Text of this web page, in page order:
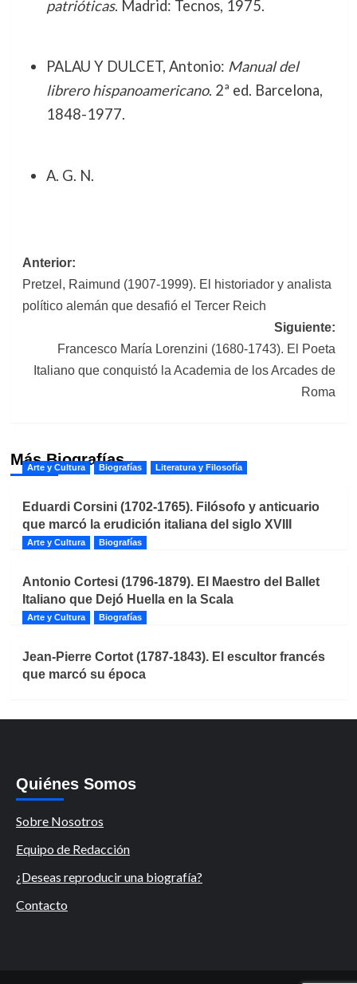
patrióticas. Madrid: Tecnos, 1975.
PALAU Y DULCET, Antonio: Manual del
librero hispanoamericano. 2ª ed. Barcelona,
1848-1977.
A. G. N.
Navegación
de
entradas
Anterior:
Pretzel, Raimund (1907-1999). El historiador y analista
político alemán que desafió el Tercer Reich
Siguiente:
Francesco María Lorenzini (1680-1743). El Poeta
Italiano que conquistó la Academia de los Arcades de
Roma
Más Biografías
Arte y Cultura Biografías Literatura y Filosofía
Eduardi Corsini (1702-1765). Filósofo y anticuario
que marcó la erudición italiana del siglo XVIII
Arte y Cultura Biografías
Antonio Cortesi (1796-1879). El Maestro del Ballet
Italiano que Dejó Huella en la Scala
Arte y Cultura Biografías
Jean-Pierre Cortot (1787-1843). El escultor francés
que marcó su época
Quiénes Somos
Sobre Nosotros
Equipo de Redacción
¿Deseas reproducir una biografía?
Contacto